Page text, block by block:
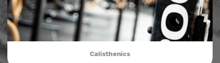
Calisthenics